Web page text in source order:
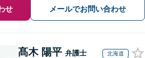
せ メールでお問い合わせ
髙木 陽平 弁護士 北海道